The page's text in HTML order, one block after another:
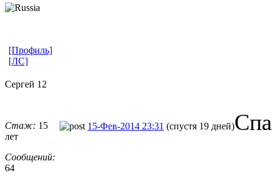
[Профиль]
[ЛС]
Сергей 12
Стаж: 15
лет
Сообщений:
64
15-Фев-2014 23:31 (спустя 19 дней)